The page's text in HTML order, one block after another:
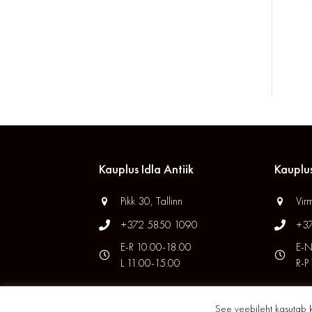
Kauplus Idla Antiik
Pikk 30, Tallinn
+372 5850 1090
E-R 10.00-18.00
L 11.00-15.00
E-
R-
See veebileht kasutab